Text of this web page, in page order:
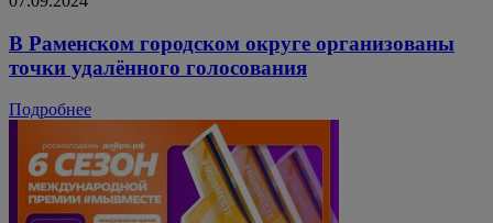
В Раменском городском округе организованы
точки удалённого голосования
Подробнее